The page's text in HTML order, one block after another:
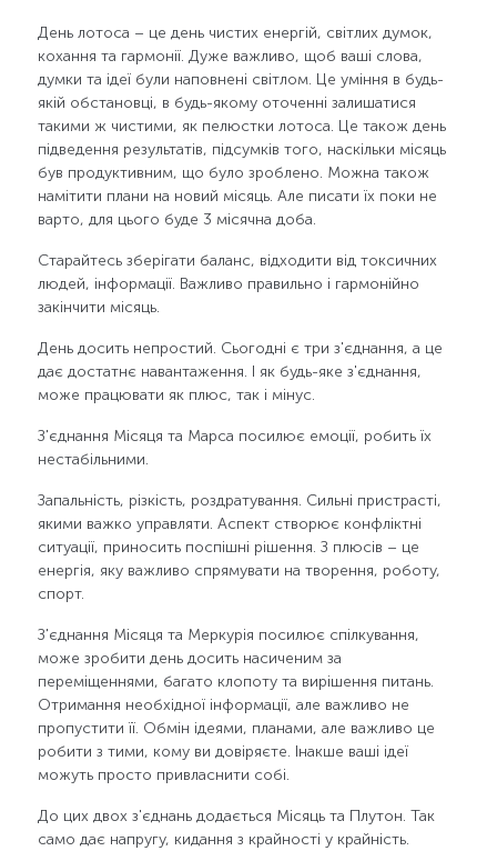
День лотоса – це день чистих енергій, світлих думок,
кохання та гармонії. Дуже важливо, щоб ваші слова,
думки та ідеї були наповнені світлом. Це уміння в будь-
якій обстановці, в будь-якому оточенні залишатися
такими ж чистими, як пелюстки лотоса. Це також день
підведення результатів, підсумків того, наскільки місяць
був продуктивним, що було зроблено. Можна також
намітити плани на новий місяць. Але писати їх поки не
варто, для цього буде 3 місячна доба.
Старайтесь зберігати баланс, відходити від токсичних
людей, інформації. Важливо правильно і гармонійно
закінчити місяць.
День досить непростий. Сьогодні є три з'єднання, а це
дає достатнє навантаження. І як будь-яке з'єднання,
може працювати як плюс, так і мінус.
З'єднання Місяця та Марса посилює емоції, робить їх
нестабільними.
Запальність, різкість, роздратування. Сильні пристрасті,
якими важко управляти. Аспект створює конфліктні
ситуації, приносить поспішні рішення. З плюсів – це
енергія, яку важливо спрямувати на творення, роботу,
спорт.
З'єднання Місяця та Меркурія посилює спілкування,
може зробити день досить насиченим за
переміщеннями, багато клопоту та вирішення питань.
Отримання необхідної інформації, але важливо не
пропустити її. Обмін ідеями, планами, але важливо це
робити з тими, кому ви довіряєте. Інакше ваші ідеї
можуть просто привласнити собі.
До цих двох з'єднань додається Місяць та Плутон. Так
само дає напругу, кидання з крайності у крайність.